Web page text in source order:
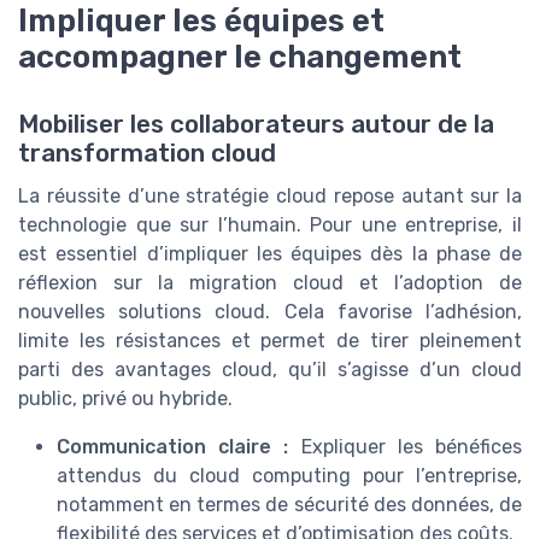
Impliquer les équipes et
accompagner le changement
Mobiliser les collaborateurs autour de la
transformation cloud
La réussite d’une stratégie cloud repose autant sur la
technologie que sur l’humain. Pour une entreprise, il
est essentiel d’impliquer les équipes dès la phase de
réflexion sur la migration cloud et l’adoption de
nouvelles solutions cloud. Cela favorise l’adhésion,
limite les résistances et permet de tirer pleinement
parti des avantages cloud, qu’il s’agisse d’un cloud
public, privé ou hybride.
Communication claire : Expliquer les bénéfices
attendus du cloud computing pour l’entreprise,
notamment en termes de sécurité des données, de
flexibilité des services et d’optimisation des coûts.
TOP 10 des
solutions IA pour les
DSI
Téléchargez gratuitement le livre
blanc